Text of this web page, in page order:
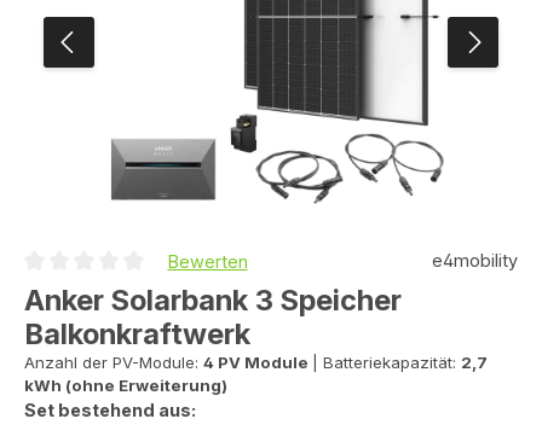
Durchschnittliche Bewertung von 0 von 5 Sternen
Bewerten e4mobility
Anker Solarbank 3 Speicher
Balkonkraftwerk
Anzahl der PV-Module: 4 PV Module Batteriekapazität: 2,7
kWh (ohne Erweiterung)
Set bestehend aus: